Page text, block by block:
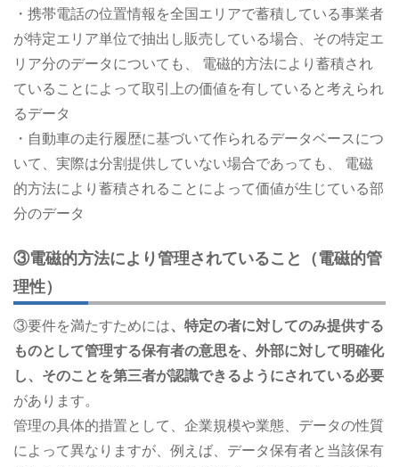
・携帯電話の位置情報を全国エリアで蓄積している事業者
が特定エリア単位で抽出し販売している場合、その特定エ
リア分のデータについても、 電磁的方法により蓄積され
ていることによって取引上の価値を有していると考えられ
るデータ
・自動車の走行履歴に基づいて作られるデータベースにつ
いて、実際は分割提供していない場合であっても、 電磁
的方法により蓄積されることによって価値が生じている部
分のデータ
③電磁的方法により管理されていること（電磁的管
理性）
③要件を満たすためには、特定の者に対してのみ提供する
ものとして管理する保有者の意思を、外部に対して明確化
し、そのことを第三者が認識できるようにされている必要
があります。
管理の具体的措置として、企業規模や業態、データの性質
によって異なりますが、例えば、データ保有者と当該保有